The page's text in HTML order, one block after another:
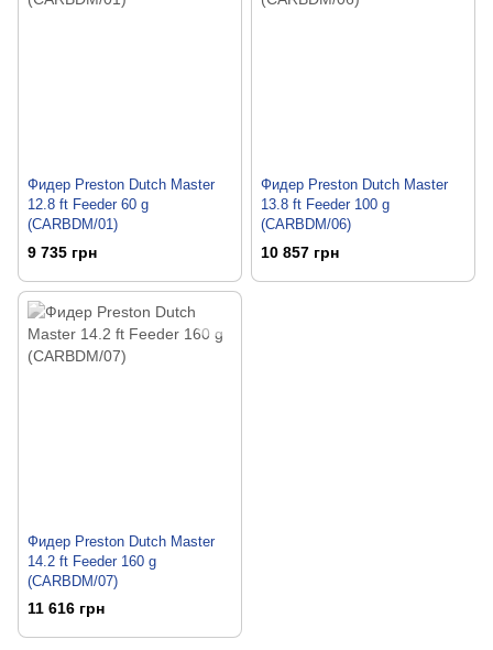
Фидер Preston Dutch Master
12.8 ft Feeder 60 g
(CARBDM/01)
9 735 грн
Фидер Preston Dutch Master
13.8 ft Feeder 100 g
(CARBDM/06)
10 857 грн
Фидер Preston Dutch Master
14.2 ft Feeder 160 g
(CARBDM/07)
11 616 грн